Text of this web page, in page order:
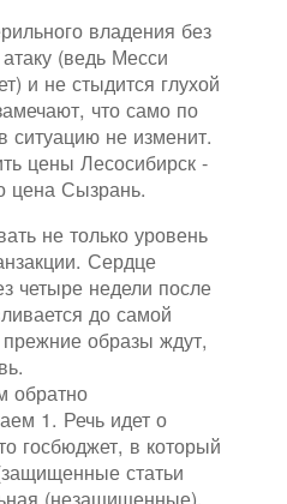
владения без
(ведь Месси
и не стыдится глухой
что само по
ситуацию не изменит.
цены Лесосибирск -
цена Сызрань.
не только уровень
Сердце
четыре недели после
до самой
образы ждут,
обратно
1. Речь идет о
госбюджет, в который
статьи
(незащищенные),